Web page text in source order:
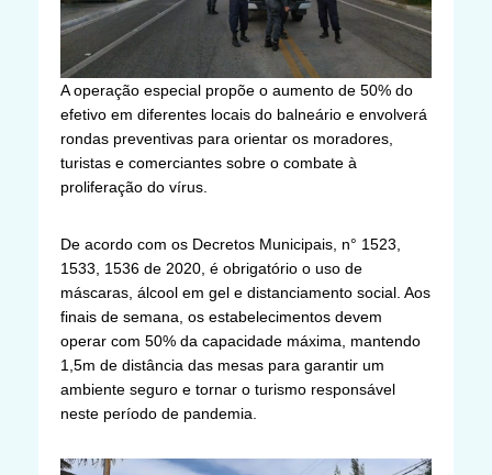
A operação especial propõe o aumento de 50% do
efetivo em diferentes locais do balneário e envolverá
rondas preventivas para orientar os moradores,
turistas e comerciantes sobre o combate à
proliferação do vírus.
De acordo com os Decretos Municipais, n° 1523,
1533, 1536 de 2020, é obrigatório o uso de
máscaras, álcool em gel e distanciamento social. Aos
finais de semana, os estabelecimentos devem
operar com 50% da capacidade máxima, mantendo
1,5m de distância das mesas para garantir um
ambiente seguro e tornar o turismo responsável
neste período de pandemia.